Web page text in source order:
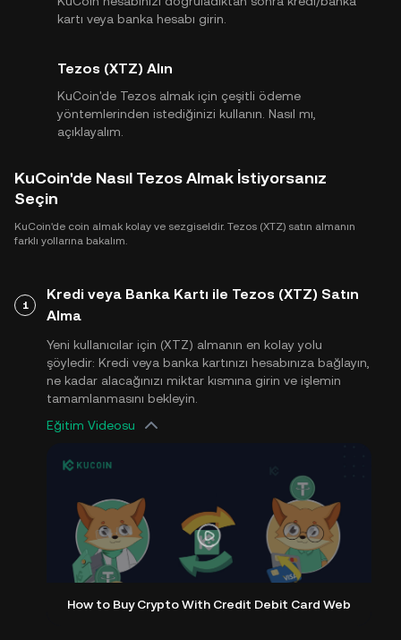
kartı veya banka hesabı girin.
Tezos (XTZ) Alın
KuCoin'de Tezos almak için çeşitli ödeme
yöntemlerinden istediğinizi kullanın. Nasıl mı,
açıklayalım.
KuCoin'de Nasıl Tezos Almak İstiyorsanız
Seçin
KuCoin'de coin almak kolay ve sezgiseldir. Tezos (XTZ) satın almanın
farklı yollarına bakalım.
1
Kredi veya Banka Kartı ile Tezos (XTZ) Satın
Alma
Yeni kullanıcılar için (XTZ) almanın en kolay yolu
şöyledir: Kredi veya banka kartınızı hesabınıza bağlayın,
ne kadar alacağınızı miktar kısmına girin ve işlemin
tamamlanmasını bekleyin.
Eğitim Videosu
How to Buy Crypto With Credit Debit Card Web